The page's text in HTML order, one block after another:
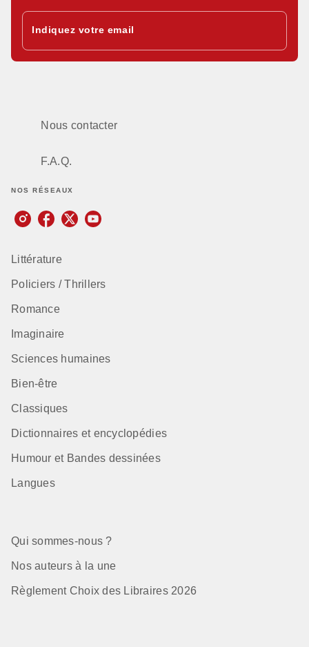
Indiquez votre email
Nous contacter
F.A.Q.
NOS RÉSEAUX
Littérature
Policiers / Thrillers
Romance
Imaginaire
Sciences humaines
Bien-être
Classiques
Dictionnaires et encyclopédies
Humour et Bandes dessinées
Langues
Qui sommes-nous ?
Nos auteurs à la une
Règlement Choix des Libraires 2026